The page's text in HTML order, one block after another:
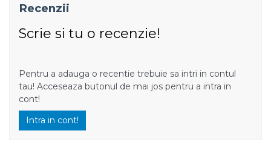
Recenzii
Scrie si tu o recenzie!
Pentru a adauga o recentie trebuie sa intri in contul
tau! Acceseaza butonul de mai jos pentru a intra in
cont!
Intra in cont!